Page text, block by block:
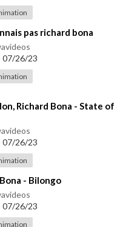
pas richard bona
07/26/23
Richard Bona - State of
07/26/23
- Bilongo
07/26/23